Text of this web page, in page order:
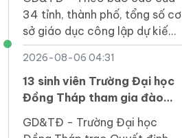
nghiệm, phản tư, tự chịu trách
nhiệm với lựa chọn của mình.
34 tỉnh, thành phố, tổng số cơ
sở giáo dục công lập dự kiến
giảm từ 37.386 xuống
20.284, giảm 17.102 đầu mối,
tương ứng 45,7%.
2026-08-06 04:31
13 sinh viên Trường Đại học
Đồng Tháp tham gia đào
tạo sĩ quan dự bị năm 2026
GD&TĐ - Trường Đại học